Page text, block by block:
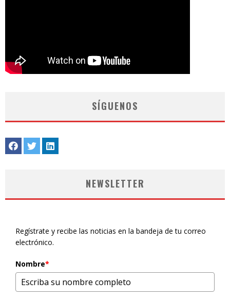
SÍGUENOS
NEWSLETTER
Regístrate y recibe las noticias en la bandeja de tu correo
electrónico.
Nombre*